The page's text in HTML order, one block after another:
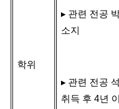
학위
▸ 관련 전공
소지
▸ 관련 전공
취득 후 4년